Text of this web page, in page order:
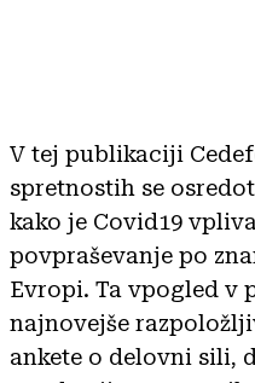
V tej publikaciji
spretnostih se
kako je Covid19
povpraševanje po
Evropi. Ta vpogled v
najnovejše
ankete o delovni sili,